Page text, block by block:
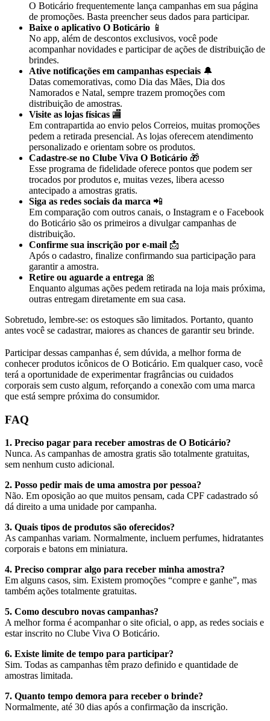
O Boticário frequentemente lança campanhas em sua página
de promoções. Basta preencher seus dados para participar.
Baixe o aplicativo O Boticário 📱
No app, além de descontos exclusivos, você pode
acompanhar novidades e participar de ações de distribuição de
brindes.
Ative notificações em campanhas especiais 🔔
Datas comemorativas, como Dia das Mães, Dia dos
Namorados e Natal, sempre trazem promoções com
distribuição de amostras.
Visite as lojas físicas 🏬
Em contrapartida ao envio pelos Correios, muitas promoções
pedem a retirada presencial. As lojas oferecem atendimento
personalizado e orientam sobre os produtos.
Cadastre-se no Clube Viva O Boticário 🎁
Esse programa de fidelidade oferece pontos que podem ser
trocados por produtos e, muitas vezes, libera acesso
antecipado a amostras gratis.
Siga as redes sociais da marca 📲
Em comparação com outros canais, o Instagram e o Facebook
do Boticário são os primeiros a divulgar campanhas de
distribuição.
Confirme sua inscrição por e-mail 📩
Após o cadastro, finalize confirmando sua participação para
garantir a amostra.
Retire ou aguarde a entrega 🎀
Enquanto algumas ações pedem retirada na loja mais próxima,
outras entregam diretamente em sua casa.
Sobretudo, lembre-se: os estoques são limitados. Portanto, quanto
antes você se cadastrar, maiores as chances de garantir seu brinde.
Participar dessas campanhas é, sem dúvida, a melhor forma de
conhecer produtos icônicos de O Boticário. Em qualquer caso, você
terá a oportunidade de experimentar fragrâncias ou cuidados
corporais sem custo algum, reforçando a conexão com uma marca
que está sempre próxima do consumidor.
FAQ
1. Preciso pagar para receber amostras de O Boticário?
Nunca. As campanhas de amostra gratis são totalmente gratuitas,
sem nenhum custo adicional.
2. Posso pedir mais de uma amostra por pessoa?
Não. Em oposição ao que muitos pensam, cada CPF cadastrado só
dá direito a uma unidade por campanha.
3. Quais tipos de produtos são oferecidos?
As campanhas variam. Normalmente, incluem perfumes, hidratantes
corporais e batons em miniatura.
4. Preciso comprar algo para receber minha amostra?
Em alguns casos, sim. Existem promoções “compre e ganhe”, mas
também ações totalmente gratuitas.
5. Como descubro novas campanhas?
A melhor forma é acompanhar o site oficial, o app, as redes sociais e
estar inscrito no Clube Viva O Boticário.
6. Existe limite de tempo para participar?
Sim. Todas as campanhas têm prazo definido e quantidade de
amostras limitada.
7. Quanto tempo demora para receber o brinde?
Normalmente, até 30 dias após a confirmação da inscrição.